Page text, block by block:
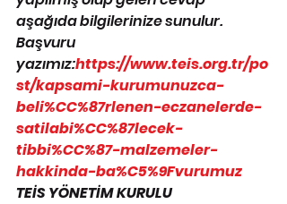
aşağıda bilgilerinize sunulur.
Başvuru
yazımız:https://www.teis.org.tr/po
st/kapsami-kurumunuzca-
beli%CC%87rlenen-eczanelerde-
satilabi%CC%87lecek-
tibbi%CC%87-malzemeler-
hakkinda-ba%C5%9Fvurumuz
TEİS YÖNETİM KURULU